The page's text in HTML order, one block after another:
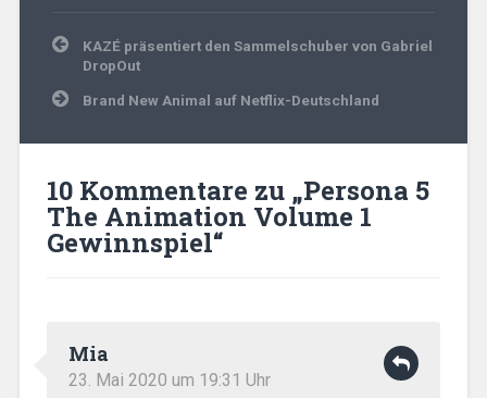
Beitragsnavigation
KAZÉ präsentiert den Sammelschuber von Gabriel
DropOut
Brand New Animal auf Netflix-Deutschland
10 Kommentare zu „Persona 5
The Animation Volume 1
Gewinnspiel“
Mia
23. Mai 2020 um 19:31 Uhr